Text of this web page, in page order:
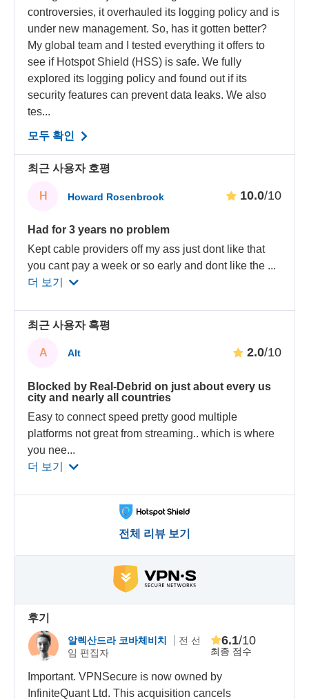
controversies, it overhauled its logging policy and is
under new management. So, has it gotten better?
My global team and I tested everything it offers to
see if Hotspot Shield (HSS) is safe. We fully
explored its logging policy and found out if its
security features can prevent data leaks. We also
tes...
모두 확인
최근 사용자 호평
H Howard Rosenbrook 10.0/10
Had for 3 years no problem
Kept cable providers off my ass just dont like that
you cant pay a week or so early and dont like the ...
더 보기
최근 사용자 혹평
A Alt 2.0/10
Blocked by Real-Debrid on just about every us
city and nearly all countries
Easy to connect speed pretty good multiple
platforms not great from streaming.. which is where
you nee...
더 보기
전체 리뷰 보기
후기
알렉산드라 코바체비치
전 선
임 편집자
최종 점수
6.1/10
Important. VPNSecure is now owned by
InfiniteQuant Ltd. This acquisition cancels